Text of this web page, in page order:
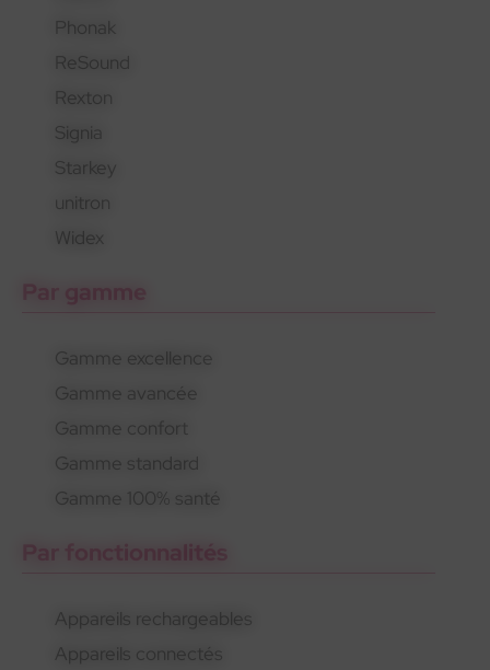
Phonak
ReSound
Rexton
Signia
Starkey
unitron
Widex
Par gamme
Gamme excellence
Gamme avancée
Gamme confort
Gamme standard
Gamme 100% santé
Par fonctionnalités
Appareils rechargeables
Appareils connectés